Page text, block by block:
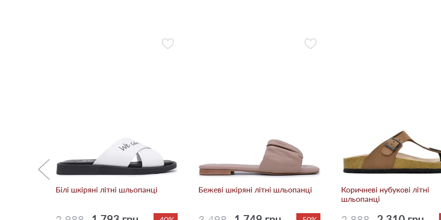
Білі шкіряні літні шльопанці Бежевi шкіряні літні шльопанці
Коричневі нубукові літні
шльопанці